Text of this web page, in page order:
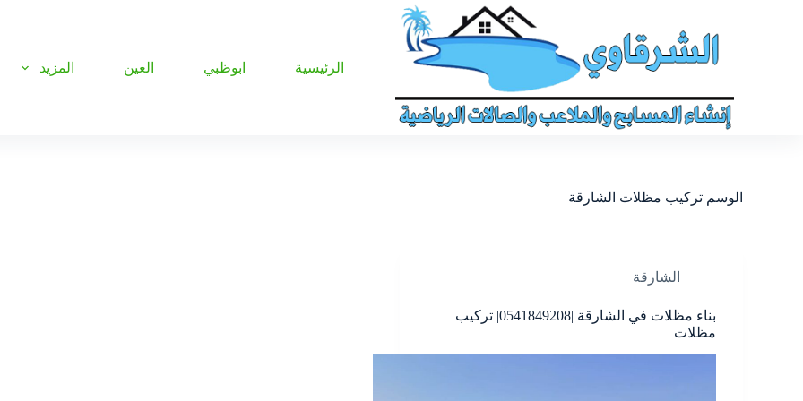
الرئيسية ابوظبي العين المزيد
الوسم تركيب مظلات الشارقة
الشارقة
بناء مظلات في الشارقة |0541849208| تركيب
مظلات